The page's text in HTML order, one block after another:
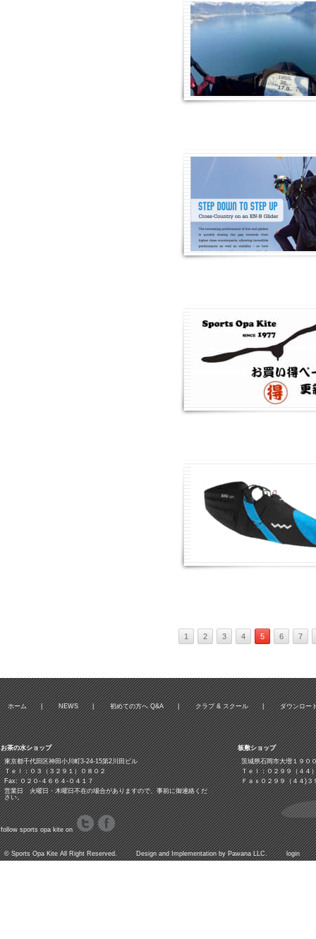
1 2 3 4 5 6 7
ホーム | NEWS | 初めての方へ Q&A | クラブ & スクール | ダウンロー
お茶の水ショップ
東京都千代田区神田小川町3‐24‐15第2川田ビル
Ｔｅｌ：０３（３２９１）０８０２
Fax: ０２０-４６６４-０４１７
営業日 火曜日・木曜日不在の場合がありますので、事前に御連絡くだ
さい。
follow sports opa kite on
板敷ショップ
茨城県石岡市大増１９０
Ｔｅｌ：０２９９（４４
Ｆａｘ０２９９（４４)３
©Sports Opa KiteAll Right Reserved. Design and Implementation byPawana LLC. login